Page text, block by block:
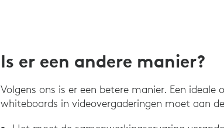
Is er een andere manier?
Volgens ons is er een betere manier. Een
whiteboards in videovergaderingen moet aan